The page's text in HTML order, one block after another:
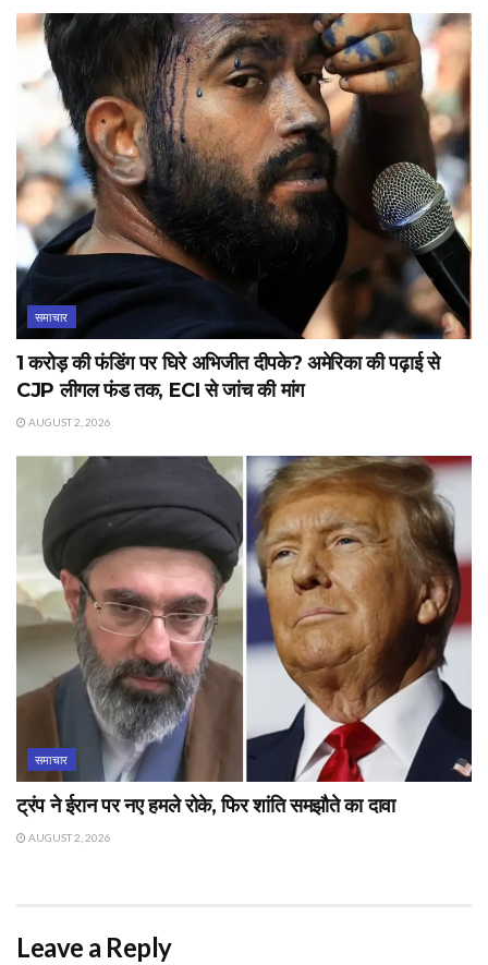
समाचार
1 करोड़ की फंडिंग पर घिरे अभिजीत दीपके? अमेरिका की पढ़ाई से
CJP लीगल फंड तक, ECI से जांच की मांग
AUGUST 2, 2026
समाचार
ट्रंप ने ईरान पर नए हमले रोके, फिर शांति समझौते का दावा
AUGUST 2, 2026
Leave a Reply